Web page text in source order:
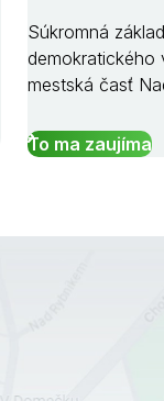
Súkromná
demokratického
mestská časť
To ma zaujíma